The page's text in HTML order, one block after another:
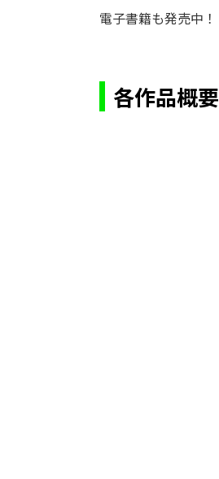
電子書籍も発売中！
各作品概要